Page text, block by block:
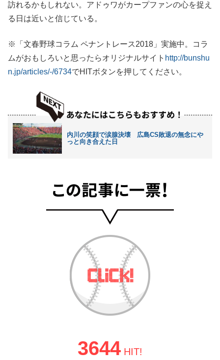
訪れるかもしれない。アドゥワがカープファンの心を捉え
る日は近いと信じている。
※「文春野球コラム ペナントレース2018」実施中。コラ
ムがおもしろいと思ったらオリジナルサイト http://bunshu
n.jp/articles/-/6734でHITボタンを押してください。
内川の笑顔で涙腺決壊 広島CS敗退の無念にや
っと向き合えた日
3644 HIT!